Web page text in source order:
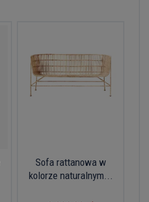
Sofa rattanowa w
kolorze naturalnym...